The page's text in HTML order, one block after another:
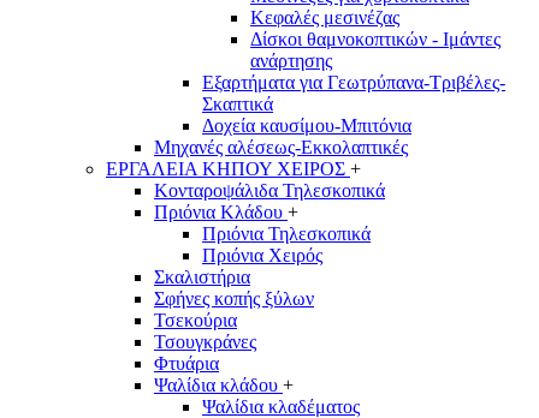
Κεφαλές μεσινέζας
Δίσκοι θαμνοκοπτικών - Ιμάντες
ανάρτησης
Εξαρτήματα για Γεωτρύπανα-Τριβέλες-
Σκαπτικά
Δοχεία καυσίμου-Μπιτόνια
Μηχανές αλέσεως-Εκκολαπτικές
ΕΡΓΑΛΕΙΑ ΚΗΠΟΥ ΧΕΙΡΟΣ +
Κονταροψάλιδα Τηλεσκοπικά
Πριόνια Κλάδου +
Πριόνια Τηλεσκοπικά
Πριόνια Χειρός
Σκαλιστήρια
Σφήνες κοπής ξύλων
Τσεκούρια
Τσουγκράνες
Φτυάρια
Ψαλίδια κλάδου +
Ψαλίδια κλαδέματος